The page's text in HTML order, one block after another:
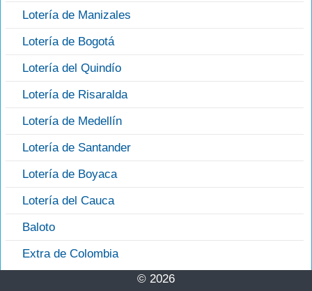
Lotería de Manizales
Lotería de Bogotá
Lotería del Quindío
Lotería de Risaralda
Lotería de Medellín
Lotería de Santander
Lotería de Boyaca
Lotería del Cauca
Baloto
Extra de Colombia
© 2026